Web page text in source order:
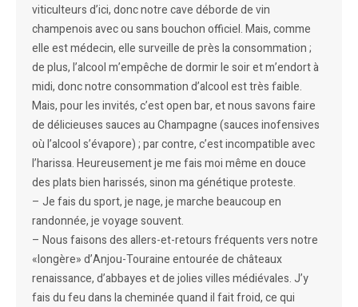
viticulteurs d’ici, donc notre cave déborde de vin
champenois avec ou sans bouchon officiel. Mais, comme
elle est médecin, elle surveille de près la consommation ;
de plus, l’alcool m’empêche de dormir le soir et m’endort à
midi, donc notre consommation d’alcool est très faible.
Mais, pour les invités, c’est open bar, et nous savons faire
de délicieuses sauces au Champagne (sauces inofensives
où l’alcool s’évapore) ; par contre, c’est incompatible avec
l’harissa. Heureusement je me fais moi même en douce
des plats bien harissés, sinon ma génétique proteste.
– Je fais du sport, je nage, je marche beaucoup en
randonnée, je voyage souvent.
– Nous faisons des allers-et-retours fréquents vers notre
«longère» d’Anjou-Touraine entourée de châteaux
renaissance, d’abbayes et de jolies villes médiévales. J’y
fais du feu dans la cheminée quand il fait froid, ce qui